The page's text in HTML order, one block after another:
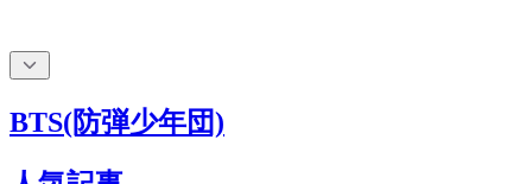
BTS(防弾少年団)